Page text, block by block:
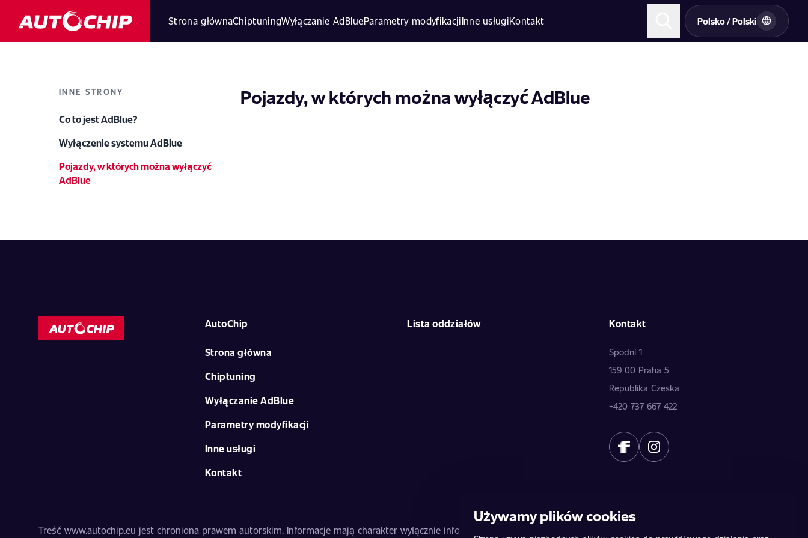
Strona głównaChiptuningWyłączanie AdBlueParametry modyfikacjiInne usługiKontakt Polsko / Polski
INNE STRONY
Co to jest AdBlue?
Wyłączenie systemu AdBlue
Pojazdy, w których można wyłączyć
AdBlue
Pojazdy, w których można wyłączyć AdBlue
AutoChip
Strona główna
Chiptuning
Wyłączanie AdBlue
Parametry modyfikacji
Inne usługi
Kontakt
Lista oddziałów Kontakt
Spodní 1
159 00 Praha 5
Republika Czeska
+420 737 667 422
Treść www.autochip.eu jest chroniona prawem autorskim. Informacje mają charakter wyłącznie informacyjny i nie stanowią oferty publicznej. Dane dostarczają poszczególni
Używamy plików cookies